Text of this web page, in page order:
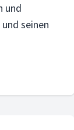
und
seinen